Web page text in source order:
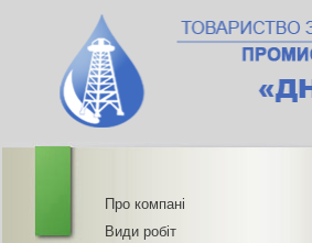
Про компані
Види робіт